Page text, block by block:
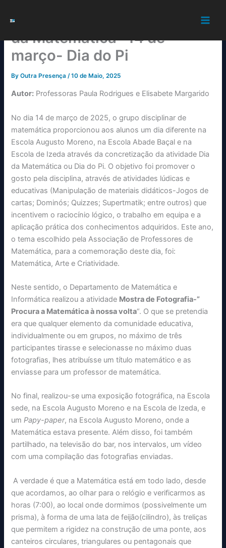
Atividade – Dia Internacional
da Matemática- 14 de
março- Dia do Pi
ByOutra Presença/10 de Maio, 2025
Autor: Professoras Paula Rodrigues e Elisabete Margarido
No dia 14 de março de 2025, o grupo disciplinar de
matemática proporcionou aos alunos um dia diferente na
Escola Augusto Moreno, na Escola Abade Baçal e na
Escola de Izeda através da concretização da atividade Dia
da Matemática ou Dia do Pi. O objetivo foi promover o
gosto pela disciplina, através de atividades lúdicas e
educativas (Manipulação de materiais didáticos-Jogos de
cartas; Dominós; Quizzes; Supertmatik; entre outros) que
incentivem o raciocínio lógico, o trabalho em equipa e a
aplicação prática dos conhecimentos adquiridos. Este ano,
o tema escolhido pela Associação de Professores de
Matemática, para a comemoração deste dia, foi:
Matemática, Arte e Criatividade.
Neste sentido, o Departamento de Matemática e
Informática realizou a atividade Mostra de Fotografia-”
Procura a Matemática à nossa volta“. O que se pretendia
era que qualquer elemento da comunidade educativa,
individualmente ou em grupos, no máximo de três
participantes tirasse e selecionasse no máximo duas
fotografias, lhes atribuísse um título matemático e as
enviasse para um professor de matemática.
No final, realizou-se uma exposição fotográfica, na Escola
sede, na Escola Augusto Moreno e na Escola de Izeda, e
umPapy-paper, na Escola Augusto Moreno, onde a
Matemática estava presente. Além disso, foi também
partilhado, na televisão do bar, nos intervalos, um vídeo
com uma compilação das fotografias enviadas.
A verdade é que a Matemática está em todo lado, desde
que acordamos, ao olhar para o relógio e verificarmos as
horas (7:00), ao local onde dormimos (possivelmente um
prisma), à forma de uma lata de feijão(cilindro), às treliças
que permitem a rigidez na construção de uma ponte, aos
canteiros circulares, triangulares ou pentagonais que